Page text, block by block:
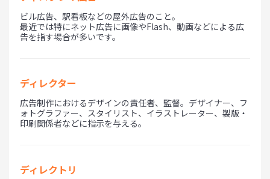
ビル広告、駅看板などの屋外広告のこと。
最近では特にネット広告に画像やFlash、動画などによる広
告を指す場合が多いです。
ディレクター
広告制作におけるデザインの責任者、監督。デザイナー、フ
ォトグラファー、スタイリスト、イラストレーター、製版・
印刷関係者などに指示を与える。
ディレクトリ